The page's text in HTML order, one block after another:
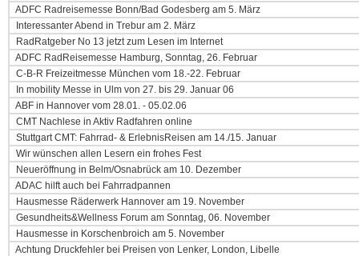
ADFC Radreisemesse Bonn/Bad Godesberg am 5. März
Interessanter Abend in Trebur am 2. März
RadRatgeber No 13 jetzt zum Lesen im Internet
ADFC RadReisemesse Hamburg, Sonntag, 26. Februar
C-B-R Freizeitmesse München vom 18.-22. Februar
In mobility Messe in Ulm von 27. bis 29. Januar 06
ABF in Hannover vom 28.01. - 05.02.06
CMT Nachlese in Aktiv Radfahren online
Stuttgart CMT: Fahrrad- & ErlebnisReisen am 14./15. Januar
Wir wünschen allen Lesern ein frohes Fest
Neueröffnung in Belm/Osnabrück am 10. Dezember
ADAC hilft auch bei Fahrradpannen
Hausmesse Räderwerk Hannover am 19. November
Gesundheits&Wellness Forum am Sonntag, 06. November
Hausmesse in Korschenbroich am 5. November
Achtung Druckfehler bei Preisen von Lenker, London, Libelle